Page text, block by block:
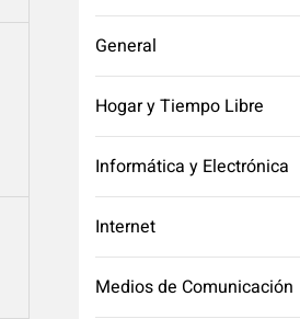
General
Hogar y Tiempo Libre
Informática y Electrónica
Internet
Medios de Comunicación